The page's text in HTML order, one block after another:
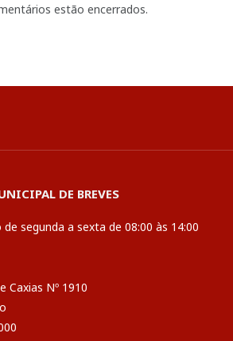
estão encerrados.
DE BREVES
segunda a sexta de 08:00 às 14:00
Caxias Nº 1910